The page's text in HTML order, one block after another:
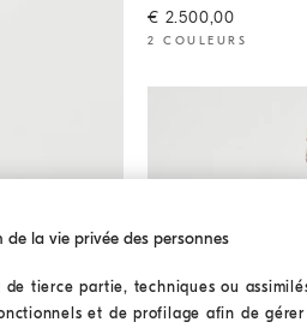
€ 2.500,00
2 COULEURS
la vie privée des personnes
tierce partie, techniques ou
et de profilage afin de gérer